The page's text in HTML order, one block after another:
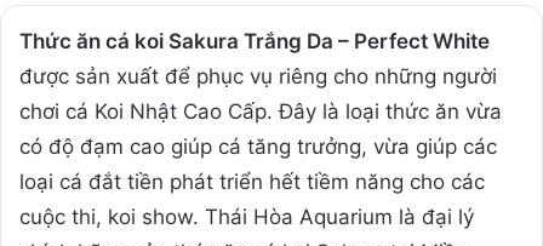
Thức ăn cá koi Sakura Trắng Da – Perfect White
được sản xuất để phục vụ riêng cho những người
chơi cá Koi Nhật Cao Cấp. Đây là loại thức ăn vừa
có độ đạm cao giúp cá tăng trưởng, vừa giúp các
loại cá đắt tiền phát triển hết tiềm năng cho các
cuộc thi, koi show. Thái Hòa Aquarium là đại lý